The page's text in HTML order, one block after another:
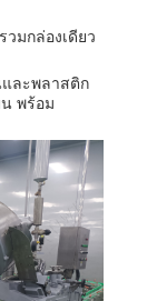
มกล่องเดียว
และพลาสติก
พร้อม